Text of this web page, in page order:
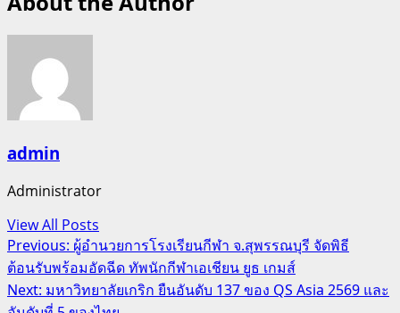
admin
Administrator
View All Posts
Post
navigation
Previous: ผู้อำนวยการโรงเรียนกีฬา จ.สุพรรณบุรี จัดพิธี
ต้อนรับพร้อมอัดฉีด ทัพนักกีฬาเอเชียน ยูธ เกมส์
Next: มหาวิทยาลัยเกริก ยืนอันดับ 137 ของ QS Asia 2569 และ